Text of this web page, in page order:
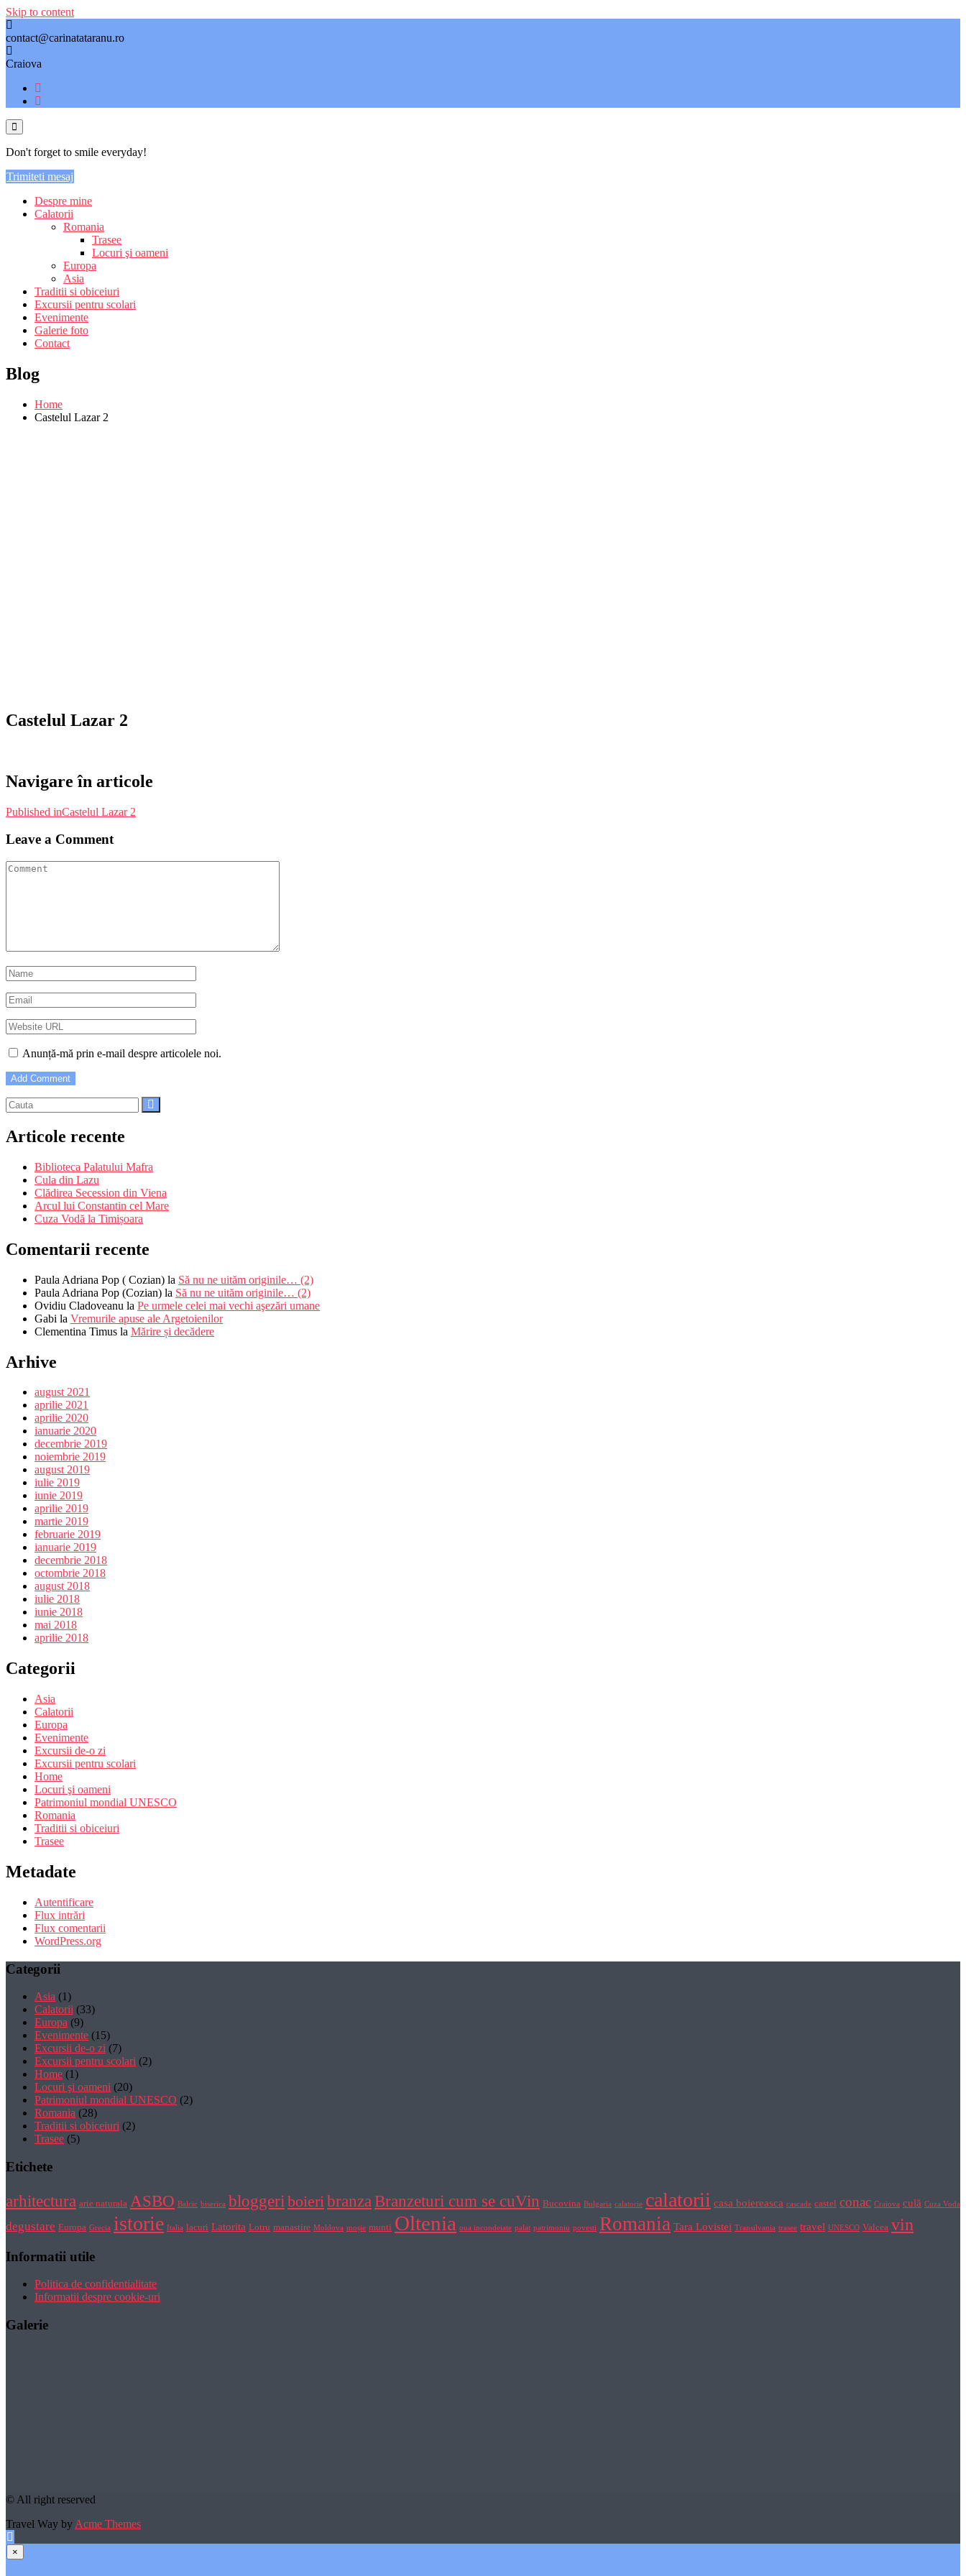
Skip to content
contact@carinatataranu.ro
Craiova
Don't forget to smile everyday!
Trimiteti mesaj
Despre mine
Calatorii
Romania
Trasee
Locuri şi oameni
Europa
Asia
Traditii si obiceiuri
Excursii pentru scolari
Evenimente
Galerie foto
Contact
Blog
Home
Castelul Lazar 2
Castelul Lazar 2
Navigare în articole
Published inCastelul Lazar 2
Leave a Comment
Anunță-mă prin e-mail despre articolele noi.
Articole recente
Biblioteca Palatului Mafra
Cula din Lazu
Clădirea Secession din Viena
Arcul lui Constantin cel Mare
Cuza Vodă la Timișoara
Comentarii recente
Paula Adriana Pop ( Cozian) la Să nu ne uităm originile… (2)
Paula Adriana Pop (Cozian) la Să nu ne uităm originile… (2)
Ovidiu Cladoveanu la Pe urmele celei mai vechi aşezări umane
Gabi la Vremurile apuse ale Argetoienilor
Clementina Timus la Mărire și decădere
Arhive
august 2021
aprilie 2021
aprilie 2020
ianuarie 2020
decembrie 2019
noiembrie 2019
august 2019
iulie 2019
iunie 2019
aprilie 2019
martie 2019
februarie 2019
ianuarie 2019
decembrie 2018
octombrie 2018
august 2018
iulie 2018
iunie 2018
mai 2018
aprilie 2018
Categorii
Asia
Calatorii
Europa
Evenimente
Excursii de-o zi
Excursii pentru scolari
Home
Locuri şi oameni
Patrimoniul mondial UNESCO
Romania
Traditii si obiceiuri
Trasee
Metadate
Autentificare
Flux intrări
Flux comentarii
WordPress.org
Categorii
Asia (1)
Calatorii (33)
Europa (9)
Evenimente (15)
Excursii de-o zi (7)
Excursii pentru scolari (2)
Home (1)
Locuri şi oameni (20)
Patrimoniul mondial UNESCO (2)
Romania (28)
Traditii si obiceiuri (2)
Trasee (5)
Etichete
arhitectura arie naturala ASBO Balcic biserica bloggeri boieribranza Branzeturi cum se cuVin Bucovina Bulgaria calatorie calatorii casa boiereasca cascade castel conac Craiova culă Cuza Voda
degustare Europa Grecia istorie Italia lacuri Latorita Lotru manastire Moldova moșie munti Oltenia oua incondeiate palat patrimoniu povesti Romania Tara Lovistei Transilvania trasee travel UNESCO Valcea vin
Informatii utile
Politica de confidentialitate
Informatii despre cookie-uri
Galerie
© All right reserved
Travel Way by Acme Themes
×